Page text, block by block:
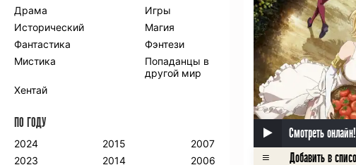
Смотреть онлайн!
Драма
Игры
Исторический
Магия
Фантастика
Фэнтези
Мистика
Попаданцы в
другой мир
Хентай
ПО ГОДУ
2024
2023
2015
2014
2007
2006